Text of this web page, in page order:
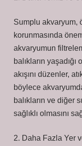
Sumplu akvaryum,
korunmasında
akvaryumun
balıkların
akışını düzenler,
böylece
balıkların ve diğer
sağlıklı olmasını
2. Daha Fazla Yer